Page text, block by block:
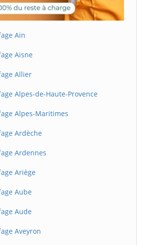
Ain
Aisne
Allier
Alpes-de-Haute-Provence
Alpes-Maritimes
Ardèche
Ardennes
Ariège
Aube
Aude
Aveyron